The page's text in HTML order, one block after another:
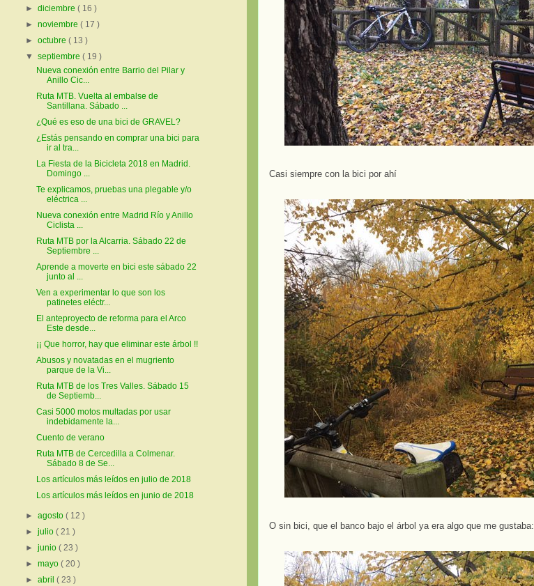
Casi siempre con la bici por ahí
O sin bici, que el banco bajo el árbol ya era algo que me gustaba:
►diciembre( 16 )
►noviembre( 17 )
►octubre( 13 )
▼septiembre( 19 )
Nueva conexión entre Barrio del Pilar y
Anillo Cic...
Ruta MTB. Vuelta al embalse de
Santillana. Sábado ...
¿Qué es eso de una bici de GRAVEL?
¿Estás pensando en comprar una bici para
ir al tra...
La Fiesta de la Bicicleta 2018 en Madrid.
Domingo ...
Te explicamos, pruebas una plegable y/o
eléctrica ...
Nueva conexión entre Madrid Río y Anillo
Ciclista ...
Ruta MTB por la Alcarria. Sábado 22 de
Septiembre ...
Aprende a moverte en bici este sábado 22
junto al ...
Ven a experimentar lo que son los
patinetes eléctr...
El anteproyecto de reforma para el Arco
Este desde...
¡¡ Que horror, hay que eliminar este árbol !!
Abusos y novatadas en el mugriento
parque de la Vi...
Ruta MTB de los Tres Valles. Sábado 15
de Septiemb...
Casi 5000 motos multadas por usar
indebidamente la...
Cuento de verano
Ruta MTB de Cercedilla a Colmenar.
Sábado 8 de Se...
Los artículos más leídos en julio de 2018
Los artículos más leídos en junio de 2018
►agosto( 12 )
►julio( 21 )
►junio( 23 )
►mayo( 20 )
►abril( 23 )